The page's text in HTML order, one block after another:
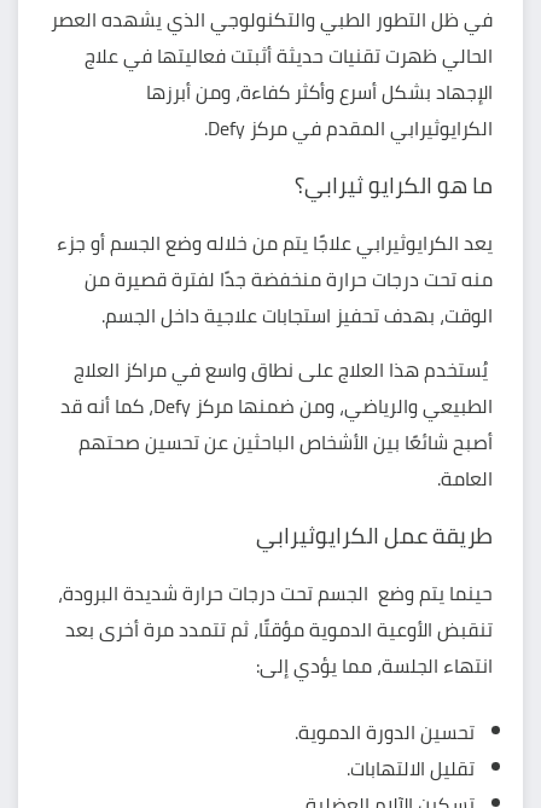
في ظل التطور الطبي والتكنولوجي الذي يشهده العصر
الحالي ظهرت تقنيات حديثة أثبتت فعاليتها في علاج
الإجهاد بشكل أسرع وأكثر كفاءة، ومن أبرزها
الكرايوثيرابي المقدم في مركز Defy.
ما هو الكرايو ثيرابي؟
يعد الكرايوثيرابي علاجًا يتم من خلاله وضع الجسم أو جزء
منه تحت درجات حرارة منخفضة جدًا لفترة قصيرة من
الوقت، بهدف تحفيز استجابات علاجية داخل الجسم.
يُستخدم هذا العلاج على نطاق واسع في مراكز العلاج
الطبيعي والرياضي، ومن ضمنها مركز Defy، كما أنه قد
أصبح شائعًا بين الأشخاص الباحثين عن تحسين صحتهم
العامة.
طريقة عمل الكرايوثيرابي
حينما يتم وضع الجسم تحت درجات حرارة شديدة البرودة،
تنقبض الأوعية الدموية مؤقتًا، ثم تتمدد مرة أخرى بعد
انتهاء الجلسة، مما يؤدي إلى:
تحسين الدورة الدموية.
تقليل الالتهابات.